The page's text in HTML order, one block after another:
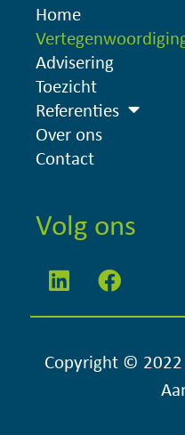
Home
Advisering
Toezicht
Referenties
Over ons
Contact
Volg ons
Copyright © 2022